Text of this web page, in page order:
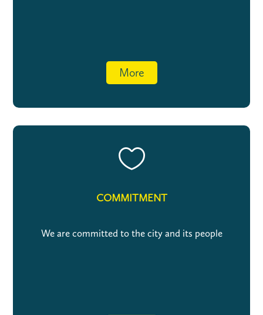
More

COMMITMENT
We are committed to the city and its people